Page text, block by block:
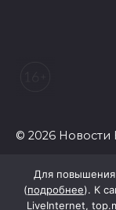
© 2026 Новости
Для повышения
(подробнее). К
LiveInternet,